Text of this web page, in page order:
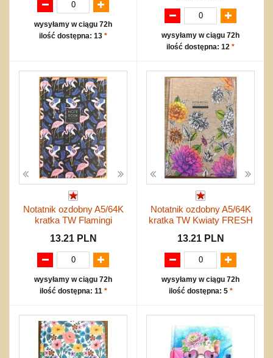
wysyłamy w ciągu 72h
ilość dostępna: 13 *
wysyłamy w ciągu 72h
ilość dostępna: 12 *
Notatnik ozdobny A5/64K
kratka TW Flamingi
13.21 PLN
wysyłamy w ciągu 72h
ilość dostępna: 11 *
Notatnik ozdobny A5/64K
kratka TW Kwiaty FRESH
13.21 PLN
wysyłamy w ciągu 72h
ilość dostępna: 5 *